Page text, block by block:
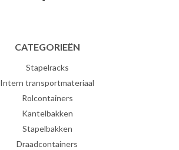
CATEGORIEËN
Stapelracks
Intern transportmateriaal
Rolcontainers
Kantelbakken
Stapelbakken
Draadcontainers